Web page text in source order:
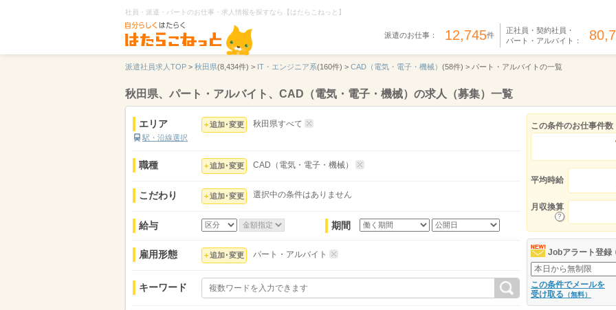
社員・派遣・パートのお仕事・求人情報を探すなら【はたらこねっと】
派遣のお仕事： 12,745件
正社員・契約社員・
パート・アルバイト：
派遣社員求人TOP > 秋田県(8,434件) > IT・エンジニア系(160件) > CAD（電気・電子・機械） (58件) > パート・アルバイトの一覧
秋田県、パート・アルバイト、CAD（電気・電子・機械）の求人（募集）一覧
エリア
駅・沿線選択
追加･変更 秋田県すべて
職種 追加･変更 CAD（電気・電子・機械）
こだわり 追加･変更 選択中の条件はありません
給与 期間
雇用形態 追加･変更 パート・アルバイト
キーワード
この条件のお仕事件数
平均時給
月収換算
Jobアラート登録
この条件でメールを
受け取る （無料）